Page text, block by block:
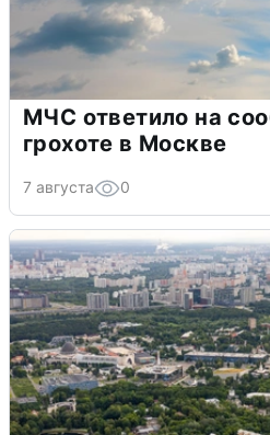
МЧС ответило на
грохоте в Москве
7 августа 0